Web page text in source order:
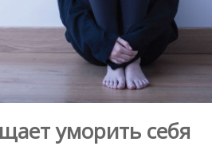
уморить себя